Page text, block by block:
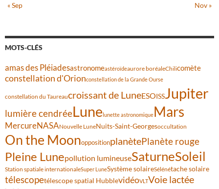
« Sep
Nov »
MOTS-CLÉS
amas des Pléiadesastronomeastéroïdeaurore boréaleChilicomète
constellation d'Orionconstellation de la Grande Ourse
constellation du Taureaucroissant de LuneESOISSJupiter
lumière cendréeLunelunette astronomiqueMars
MercureNASANouvelle LuneNuits-Saint-Georgesoccultation
On the MoonoppositionplanètePlanète rouge
Pleine Lunepollution lumineuseSaturneSoleil
Station spatiale internationaleSuper LuneSystème solaireSélénétache solaire
télescopetélescope spatial HubblevidéoVLTVoie lactée